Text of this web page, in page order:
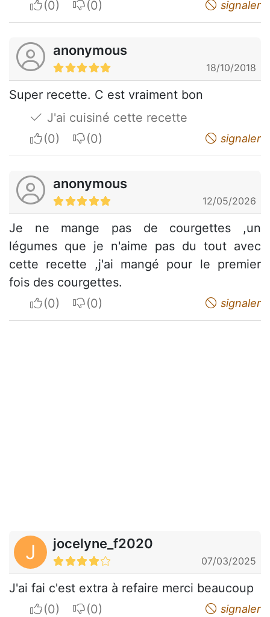
I apreciateI do not appreciate signaler
anonymous
18/10/2018
Super recette. C est vraiment bon
J'ai cuisiné cette recette
I apreciateI do not appreciate signaler
anonymous
12/05/2026
Je ne mange pas de courgettes ,un
légumes que je n'aime pas du tout avec
cette recette ,j'ai mangé pour le premier
fois des courgettes.
I apreciateI do not appreciate signaler
J jocelyne_f2020
07/03/2025
J'ai fai c'est extra à refaire merci beaucoup
I apreciateI do not appreciate signaler